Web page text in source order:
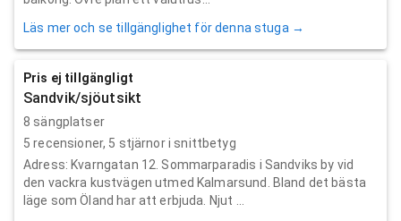
Läs mer och se tillgänglighet för denna stuga →
Pris ej tillgängligt
Sandvik/sjöutsikt
8 sängplatser
5 recensioner, 5 stjärnor i snittbetyg
Adress: Kvarngatan 12. Sommarparadis i Sandviks by vid
den vackra kustvägen utmed Kalmarsund. Bland det bästa
läge som Öland har att erbjuda. Njut ...